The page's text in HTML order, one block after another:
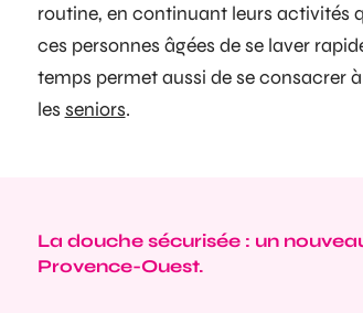
routine, en continuant leurs activités
ces personnes âgées de se laver
temps permet aussi de se consacrer
les seniors.
La douche sécurisée : un
Provence-Ouest.